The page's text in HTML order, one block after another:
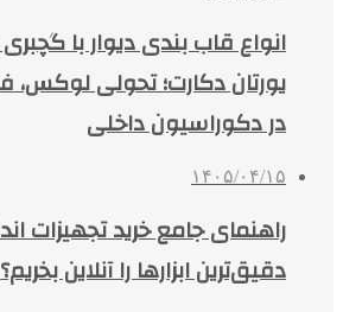
انواع قاب بندی دیوار با
یورتان دکارت؛ تحولی لوکس،
در دکوراسیون داخلی
۱۴۰۵/۰۴/۱۵
راهنمای جامع خرید تجهیزات
دقیق‌ترین ابزارها را آنلاین بخریم؟